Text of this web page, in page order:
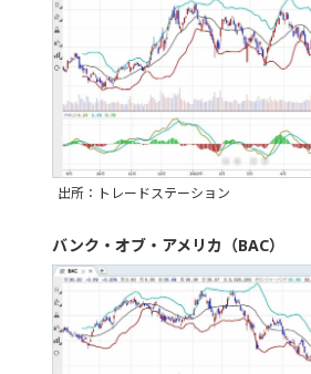
出所：トレードステーション
バンク・オブ・アメリカ（BAC）